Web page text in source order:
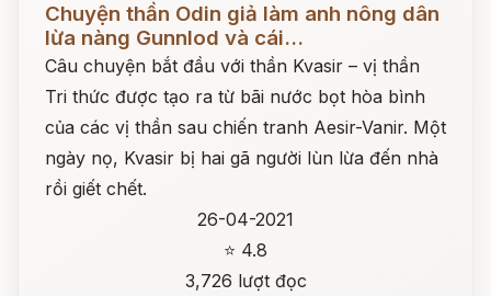
Chuyện thần Odin giả làm anh nông dân
lừa nàng Gunnlod và cái...
Câu chuyện bắt đầu với thần Kvasir – vị thần
Tri thức được tạo ra từ bãi nước bọt hòa bình
của các vị thần sau chiến tranh Aesir-Vanir. Một
ngày nọ, Kvasir bị hai gã người lùn lừa đến nhà
rồi giết chết.
26-04-2021
⭐ 4.8
3,726 lượt đọc